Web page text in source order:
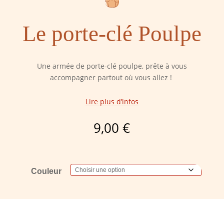
Le porte-clé Poulpe
Une armée de porte-clé poulpe, prête à vous
accompagner partout où vous allez !
Lire plus d’infos
9,00€
Couleur